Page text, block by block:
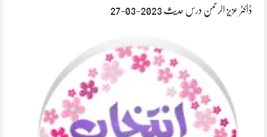
ڈاکٹر عزیز الرحمن درس حدیث 2023-03-27